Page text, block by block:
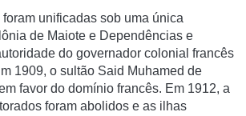
unificadas sob uma única
de Maiote e Dependências e
do governador colonial francês
1909, o sultão Said Muhamed de
favor do domínio francês. Em 1912, a
foram abolidos e as ilhas